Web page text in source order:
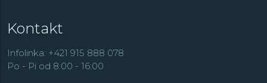
Kontakt
Infolinka: +421 915 888 078
Po - Pi od 8:00 - 16:00